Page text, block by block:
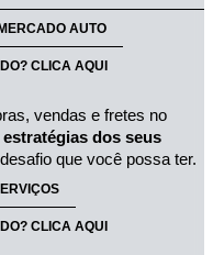
AUTO
CLICA AQUI
vendas e fretes no
dos seus
que você possa ter.
CLICA AQUI